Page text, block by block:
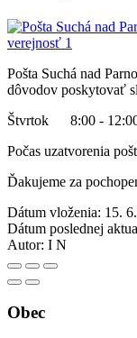
Pošta Suchá nad
dôvodov poskytovať
Štvrtok 8:00 -
Počas uzatvorenia
Ďakujeme za
Dátum vloženia: 15.
Dátum poslednej
Autor: I N
Obec